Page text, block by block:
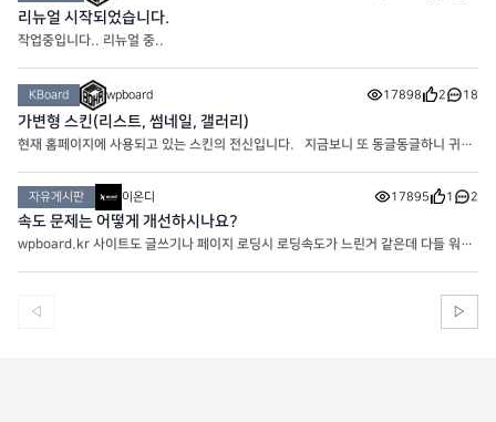
리뉴얼 시작되었습니다.
작업중입니다.. 리뉴얼 중..
KBoard wpboard 17898 2 18
가변형 스킨(리스트, 썸네일, 갤러리)
현재 홈페이지에 사용되고 있는 스킨의 전신입니다. 지금보니 또 동글동글하니 귀엽
자유게시판 이온디 17895 1 2
속도 문제는 어떻게 개선하시나요?
wpboard.kr 사이트도 글쓰기나 페이지 로딩시 로딩속도가 느린거 같은데 다들 워프
◁ ▷